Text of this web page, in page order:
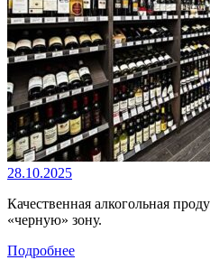
28.10.2025
Качественная алкогольная
«черную» зону.
Подробнее